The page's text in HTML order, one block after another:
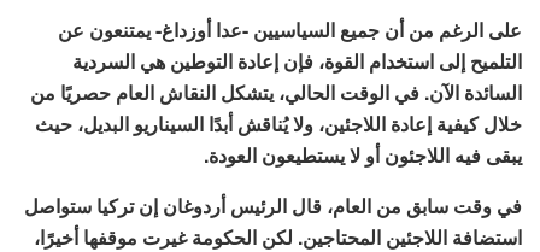
على الرغم من أن جميع السياسيين -عدا أوزداغ- يمتنعون عن
التلميح إلى استخدام القوة، فإن إعادة التوطين هي السردية
السائدة الآن. في الوقت الحالي، يتشكل النقاش العام حصريًا من
خلال كيفية إعادة اللاجئين، ولا يُناقش أبدًا السيناريو البديل، حيث
يبقى فيه اللاجئون أو لا يستطيعون العودة.
في وقت سابق من العام، قال الرئيس أردوغان إن تركيا ستواصل
استضافة اللاجئين المحتاجين. لكن الحكومة غيرت موقفها أخيرًا،